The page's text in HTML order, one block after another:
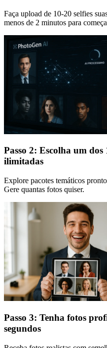
Faça upload de 10-20 selfies
menos de 2 minutos para
Passo 2: Escolha um dos
ilimitadas
Explore pacotes temáticos
Gere quantas fotos quiser.
Passo 3: Tenha fotos
segundos